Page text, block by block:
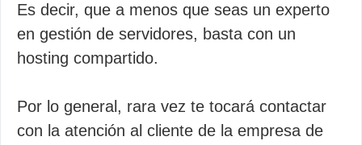
Es decir, que a menos que seas un experto
en gestión de servidores, basta con un
hosting compartido.
Por lo general, rara vez te tocará contactar
con la atención al cliente de la empresa de